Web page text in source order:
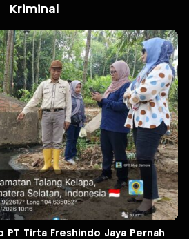
Kriminal
PT Tirta Freshindo Jaya Pernah